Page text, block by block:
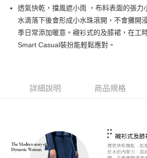
Apple Pay
悠遊付
Google Pay
運送方式
付款後全家取貨
每筆NT$60，滿NT$1,000(含以上)免運費
透氣快乾，擋風遮小雨 ，布料表面的張力
水滴落下後會形成小水珠滾開，不會攤開
季日常添加暖意。襯衫式的及膝裙，在工
Smart Casual裝扮能輕鬆應對。
詳細說明 商品規格